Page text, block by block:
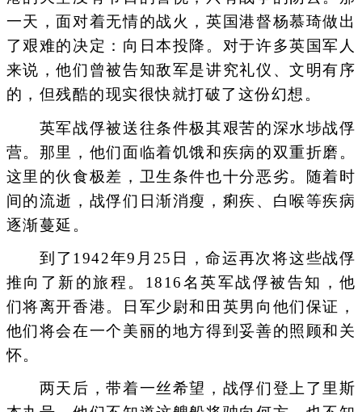
一天，面对着无情的战火，英国港督杨慕琦做出
了艰难的决定：向日本投降。对于许多英国军人
来说，他们曾被告知敌军是讲究礼仪、文明有序
的，但残酷的现实很快就打破了这份幻想。
英军战俘被送往条件极其艰苦的深水埗战俘
营。那里，他们面临着饥饿和疾病的双重折磨。
这里的伙食极差，卫生条件也十分恶劣。随着时
间的流逝，战俘们日渐消瘦，痢疾、白喉等疾病
逐渐蔓延。
到了1942年9月25日，命运再次将这些战俘
推向了新的旅程。1816名英军战俘被告知，他
们将离开香港。日军少尉和田英男向他们保证，
他们将会在一个美丽的地方得到妥善的照顾和关
怀。
两天后，带着一丝希望，战俘们登上了里斯